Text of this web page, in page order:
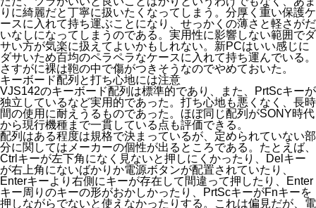
りに綺麗だと丁寧に扱いたくなってしまう。分厚く重い保護ケ
ースに入れて持ち運ぶことになり、せっかくの薄さと軽さがだ
いなしになってしまうのである。実用性に影響しない範囲でダ
サい方が気楽に扱えてよいかもしれない。新PCはいい感じに
ダサいため百均のペラペラなケースに入れて持ち運んでいる。
さすがに裸は鞄の中で傷がつきそうなのでやめておいた。
キーボード配列と打ち心地には注意
VJS142のキーボード配列は標準的であり、また、PrtScキーが
独立しているなど実用的であった。打ち心地も悪くなく、長時
間の使用に耐えうるものであった。ほぼ同じ配列がSONY時代
から現行機種まで一貫している点も評価できる。
配列はある程度は規格で決まっているが、定められていない部
分に関してはメーカーの個性が出るところである。たとえば、
Ctrlキーが左下角になく見ないと押しにくかったり、Delキー
が右上角にないばかりか電源ボタンが配置されていたり、
Enterキーより右側にキーが存在して間違って押したり、Enter
キー周りのキーの形がおかしかったり、PrtScキーがFnキーを
押しながらでないと使えなかったりする。これは偏見だが、電